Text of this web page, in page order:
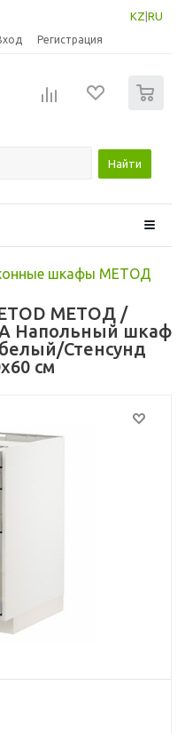
KZ RU
Регистрация
Найти
шкафы МЕТОД
МЕТОД /
Напольный шкаф
Стенсунд
см